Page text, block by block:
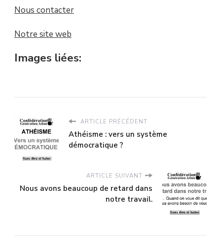
Nous contacter
Notre site web
Images liées:
ARTICLE PRÉCÉDENT
Athéisme : vers un système
démocratique ?
ARTICLE SUIVANT
Nous avons beaucoup de retard dans
notre travail.